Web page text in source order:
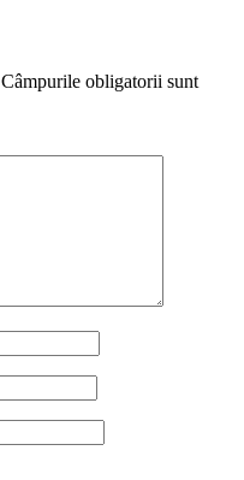
Câmpurile obligatorii sunt